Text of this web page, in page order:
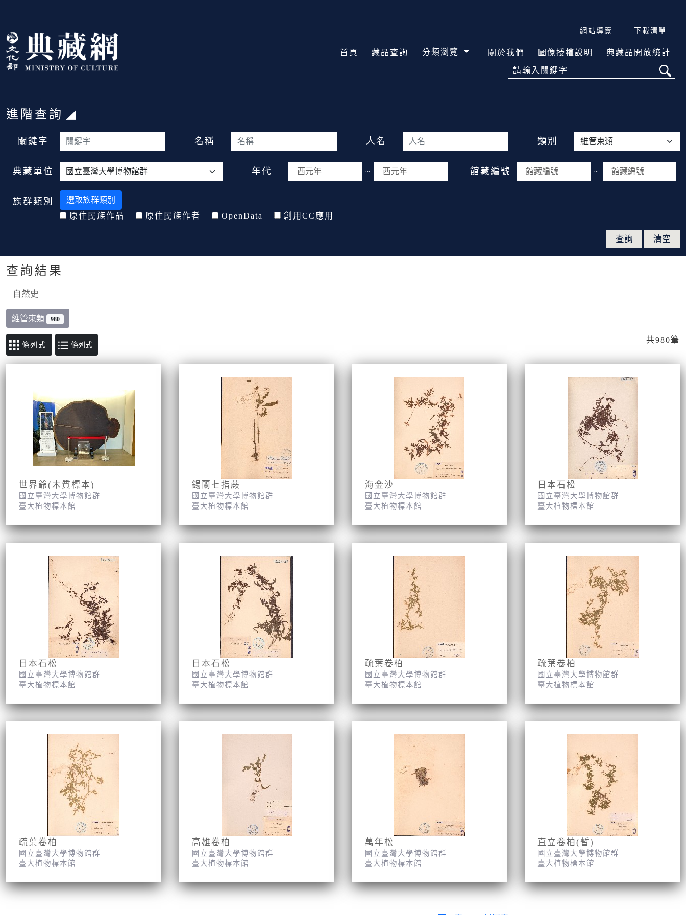
:::
網站導覽 下載清單
首頁 藏品查詢 分類瀏覽 關於我們 圖像授權說明 典藏品開放統計
請輸入關鍵字
:::
進階查詢
關鍵字 名稱 人名 類別
典藏單位 年代 ~ 館藏編號 ~
族群類別
選取族群類別
原住民族作品
原住民族作者 OpenData 創用CC應用
查詢結果
自然史
維管束類 980
條列式
共980筆
世界爺(木質標本)
國立臺灣大學博物館群
臺大植物標本館
錫蘭七指蕨
國立臺灣大學博物館群
臺大植物標本館
海金沙
國立臺灣大學博物館群
臺大植物標本館
日本石松
國立臺灣大學博物館群
臺大植物標本館
日本石松
國立臺灣大學博物館群
臺大植物標本館
日本石松
國立臺灣大學博物館群
臺大植物標本館
疏葉卷柏
國立臺灣大學博物館群
臺大植物標本館
疏葉卷柏
國立臺灣大學博物館群
臺大植物標本館
疏葉卷柏
國立臺灣大學博物館群
臺大植物標本館
高雄卷柏
國立臺灣大學博物館群
臺大植物標本館
萬年松
國立臺灣大學博物館群
臺大植物標本館
直立卷柏(暫)
國立臺灣大學博物館群
臺大植物標本館